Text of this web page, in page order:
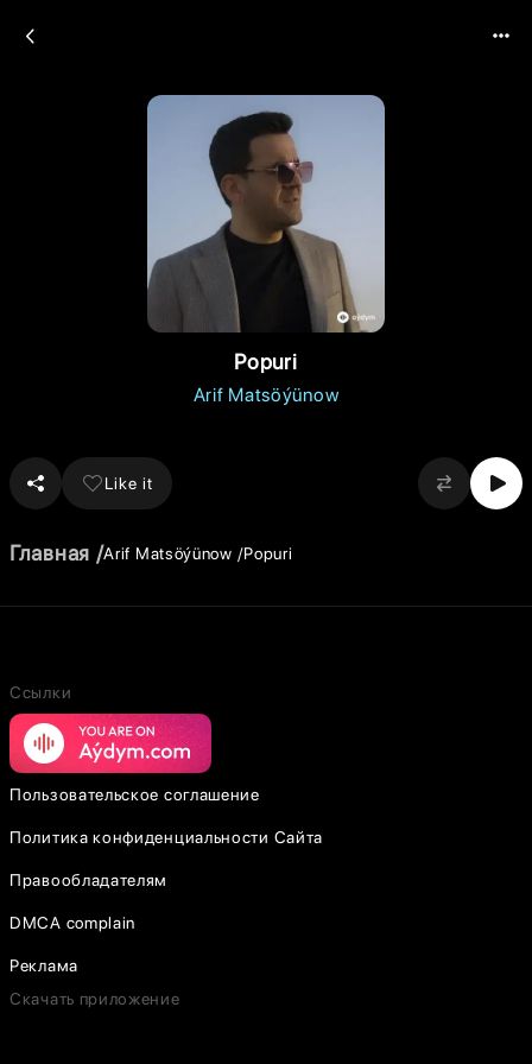
Popuri
Arif Matsöýünow
Like it
Главная Arif Matsöýünow Popuri
Ссылки
Пользовательское соглашение
Политика конфиденциальности Сайта
Правообладателям
DMCA complain
Реклама
Скачать приложение